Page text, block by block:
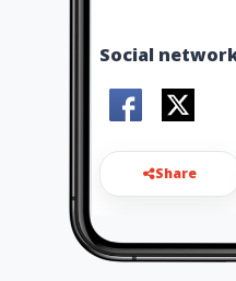
Social
Share